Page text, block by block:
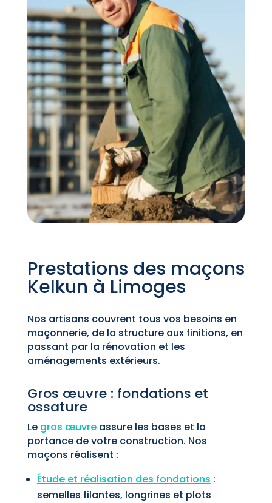
Prestations des maçons
Kelkun à Limoges
Nos artisans couvrent tous vos besoins en
maçonnerie, de la structure aux finitions, en
passant par la rénovation et les
aménagements extérieurs.
Gros œuvre : fondations et
ossature
Le gros œuvreassure les bases et la
portance de votre construction. Nos
maçons réalisent :
Étude et réalisation des fondations :
semelles filantes, longrines et plots